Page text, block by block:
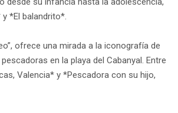
*El balandrito*.
ofrece una mirada a la iconografía de
en la playa del Cabanyal. Entre
Valencia* y *Pescadora con su hijo,